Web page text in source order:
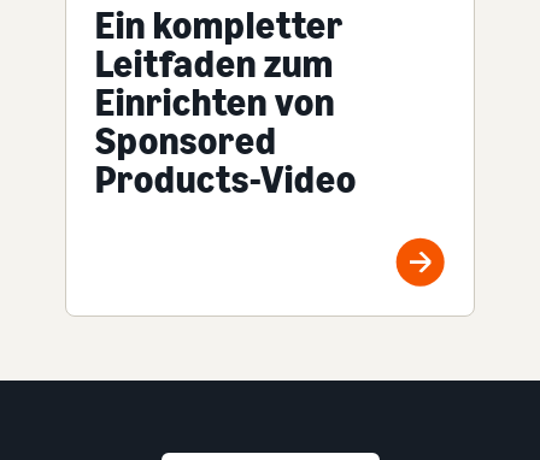
Ein kompletter
Leitfaden zum
Einrichten von
Sponsored
Products-Video